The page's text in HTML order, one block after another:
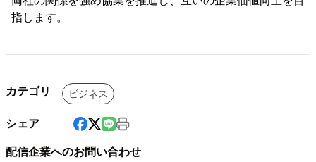
指します。
カテゴリ ビジネス
シェア
配信企業へのお問い合わせ